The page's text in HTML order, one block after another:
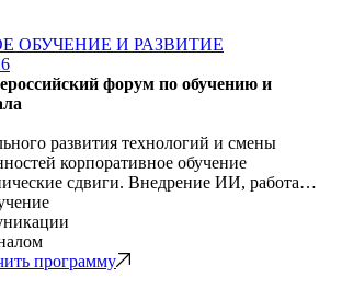
ОБУЧЕНИЕ И РАЗВИТИЕ
форум по обучению и
развития технологий и смены
корпоративное обучение
сдвиги. Внедрение ИИ, работа…
программу